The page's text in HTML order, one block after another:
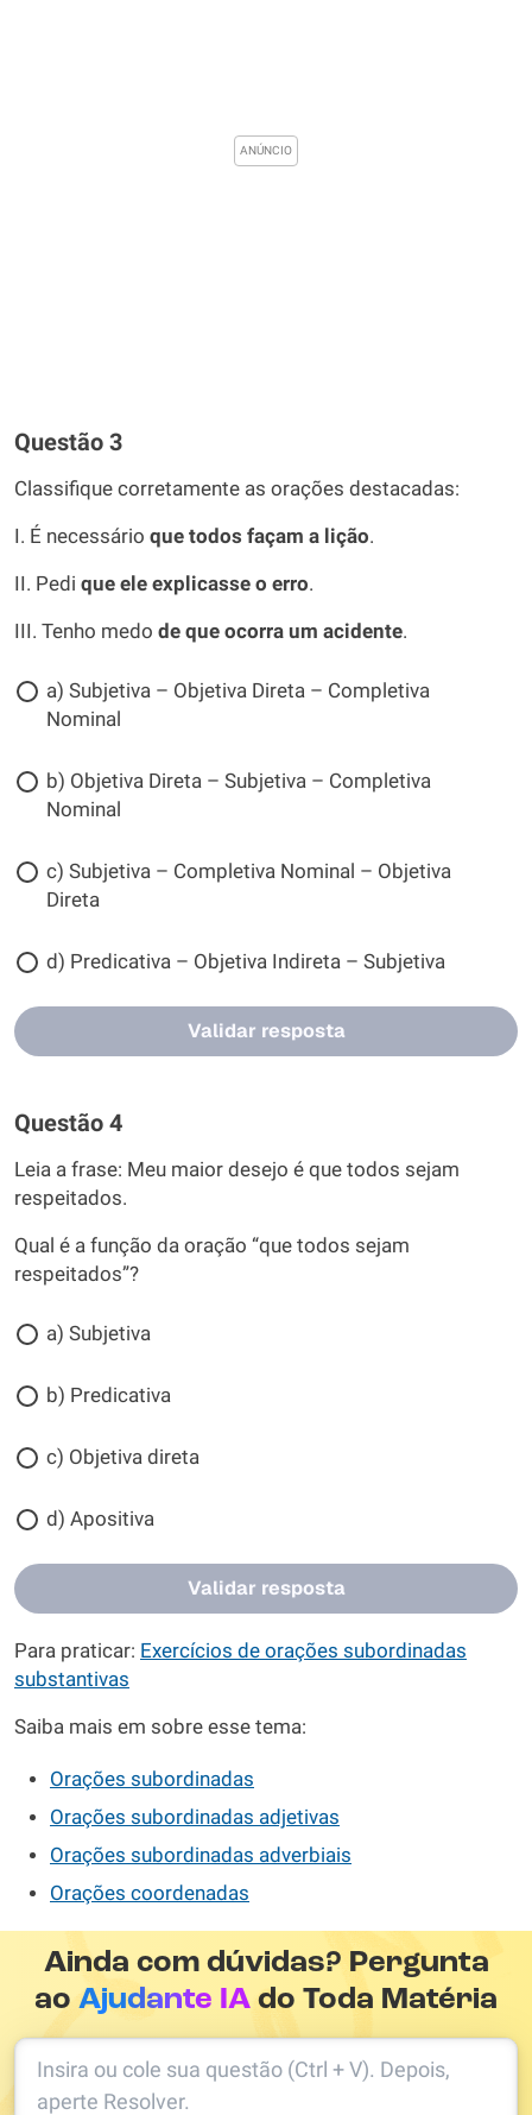
Questão 3
Classifique corretamente as orações destacadas:
I. É necessário que todos façam a lição.
II. Pedi que ele explicasse o erro.
III. Tenho medo de que ocorra um acidente.
a) Subjetiva – Objetiva Direta – Completiva
Nominal
b) Objetiva Direta – Subjetiva – Completiva
Nominal
c) Subjetiva – Completiva Nominal – Objetiva
Direta
d) Predicativa – Objetiva Indireta – Subjetiva
Validar resposta
Questão 4
Leia a frase: Meu maior desejo é que todos sejam
respeitados.
Qual é a função da oração “que todos sejam
respeitados”?
a) Subjetiva
b) Predicativa
c) Objetiva direta
d) Apositiva
Validar resposta
Para praticar: Exercícios de orações subordinadas
substantivas
Saiba mais em sobre esse tema:
Orações subordinadas
Orações subordinadas adjetivas
Orações subordinadas adverbiais
Orações coordenadas
Ainda com dúvidas? Pergunta
aoAjudante IA do Toda Matéria
Insira ou cole sua questão (Ctrl + V). Depois,
aperte Resolver.